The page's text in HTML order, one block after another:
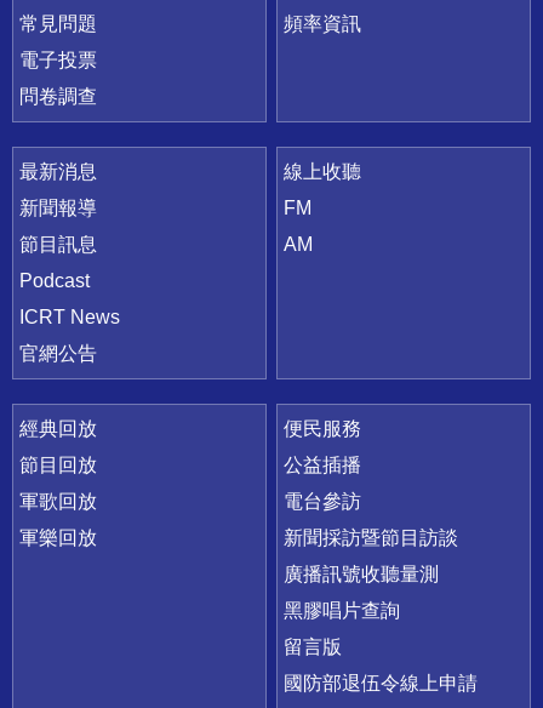
常見問題
電子投票
問卷調查
頻率資訊
最新消息
新聞報導
節目訊息
Podcast
ICRT News
官網公告
線上收聽
FM
AM
經典回放
節目回放
軍歌回放
軍樂回放
便民服務
公益插播
電台參訪
新聞採訪暨節目訪談
廣播訊號收聽量測
黑膠唱片查詢
留言版
國防部退伍令線上申請